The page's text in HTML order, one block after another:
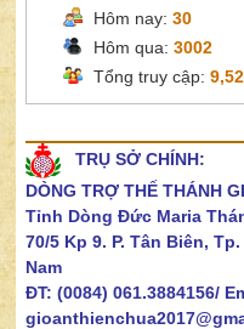
Hôm nay:30
Hôm qua:3002
Tổng truy cập:
TRỤ SỞ CHÍNH:
DÒNG TRỢ THẾ THÁNH
Tỉnh Dòng Đức Maria
70/5 Kp 9. P. Tân Biên,
Nam
ĐT: (0084) 061.3884156/